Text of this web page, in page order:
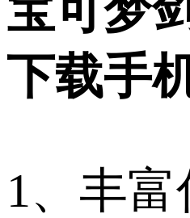
宝可梦
下载手
1、丰富